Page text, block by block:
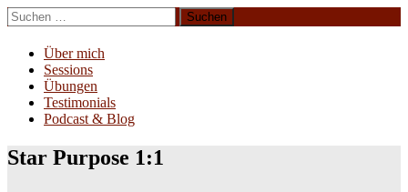
Zum
Inhalt
springen
Suchen
nach:
Über mich
Sessions
Übungen
Testimonials
Podcast & Blog
Star Purpose 1:1